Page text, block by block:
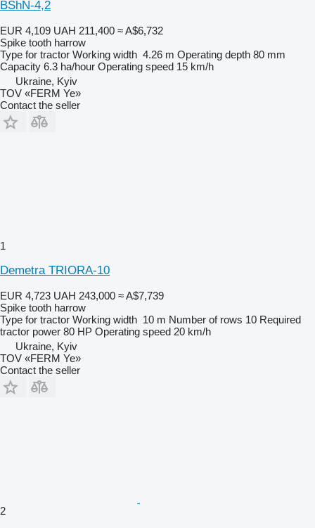
BShN-4,2
EUR 4,109 UAH 211,400 ≈ A$6,732
Spike tooth harrow
Type for tractor Working width 4.26 m Operating depth 80 mm
Capacity 6.3 ha/hour Operating speed 15 km/h
Ukraine, Kyiv
TOV «FERM Ye»
Contact the seller
1
Demetra TRIORA-10
EUR 4,723 UAH 243,000 ≈ A$7,739
Spike tooth harrow
Type for tractor Working width 10 m Number of rows 10 Required
tractor power 80 HP Operating speed 20 km/h
Ukraine, Kyiv
TOV «FERM Ye»
Contact the seller
2